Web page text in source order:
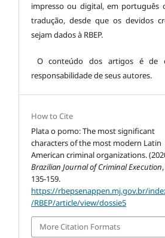
impresso ou digital, em português
tradução, desde que os devidos
sejam dados à RBEP.
O conteúdo dos artigos é de
responsabilidade de seus autores.
How to Cite
Plata o pomo: The most significant
characters of the most modern Latin
American criminal organizations.
Brazilian Journal of Criminal Execution,
135-159.
https://rbepsenappen.mj.gov.br/
/RBEP/article/view/dossie5
More Citation Formats